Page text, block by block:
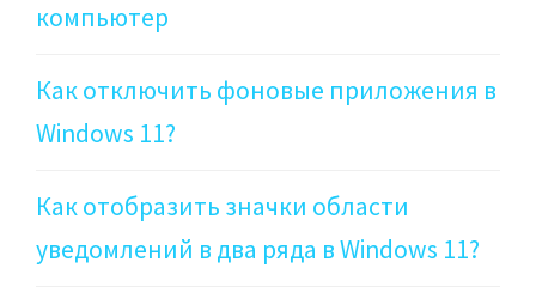
компьютер
Как отключить фоновые приложения в
Windows 11?
Как отобразить значки области
уведомлений в два ряда в Windows 11?